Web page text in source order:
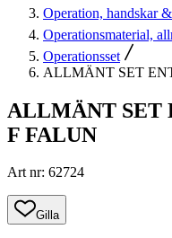
Operation, handskar
Operationsmaterial,
Operationsset
ALLMÄNT SET
ALLMÄNT SET
F FALUN
Art nr: 62724
Gilla